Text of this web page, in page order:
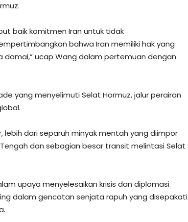
baik komitmen Iran untuk tidak
bahwa Iran memiliki hak yang
damai,” ucap Wang dalam pertemuan dengan
yang menyelimuti Selat Hormuz, jalur perairan
lebih dari separuh minyak mentah yang diimpor
dan sebagian besar transit melintasi Selat
upaya menyelesaikan krisis dan diplomasi
dalam gencatan senjata rapuh yang disepakati